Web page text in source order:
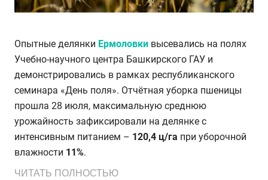
Опытные делянки Ермоловки высевались на полях
Учебно-научного центра Башкирского ГАУ и
демонстрировались в рамках республиканского
семинара «День поля». Отчётная уборка пшеницы
прошла 28 июля, максимальную среднюю
урожайность зафиксировали на делянке с
интенсивным питанием – 120,4 ц/га при уборочной
влажности 11%.
ЧИТАТЬ ПОЛНОСТЬЮ